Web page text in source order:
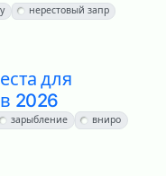
нерестовый запр
для
2026
зарыбление вниро